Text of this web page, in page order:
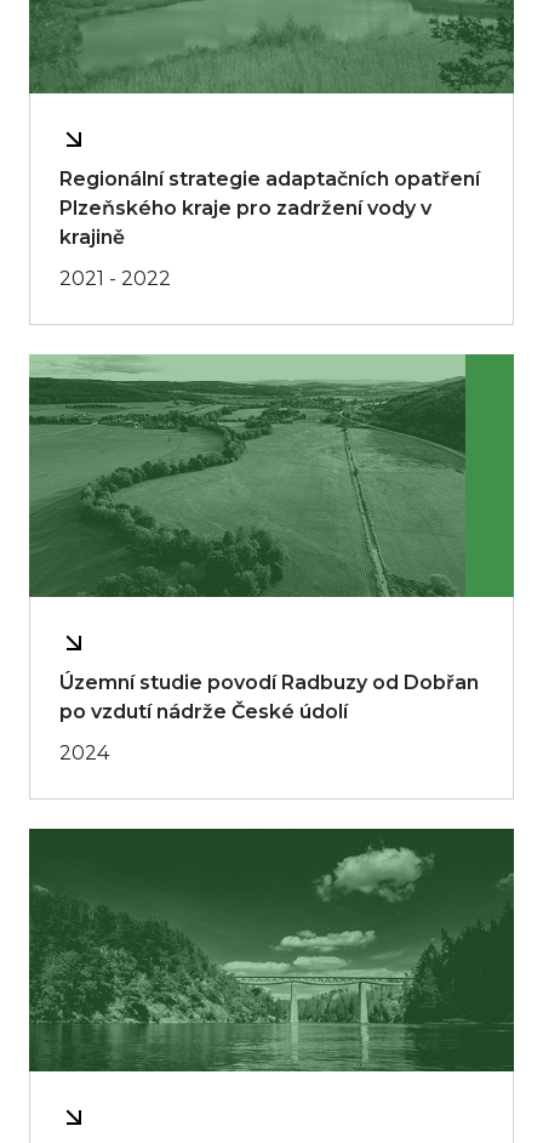
Regionální strategie adaptačních opatření
Plzeňského kraje pro zadržení vody v
krajině
2021 - 2022
Územní studie povodí Radbuzy od Dobřan
po vzdutí nádrže České údolí
2024